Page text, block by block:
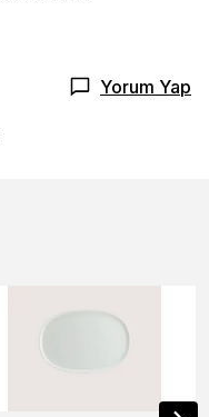
Yorum Yap